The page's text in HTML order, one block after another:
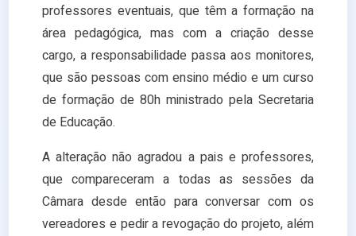
professores eventuais, que têm a formação na
área pedagógica, mas com a criação desse
cargo, a responsabilidade passa aos monitores,
que são pessoas com ensino médio e um curso
de formação de 80h ministrado pela Secretaria
de Educação.
A alteração não agradou a pais e professores,
que compareceram a todas as sessões da
Câmara desde então para conversar com os
vereadores e pedir a revogação do projeto, além